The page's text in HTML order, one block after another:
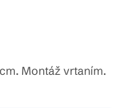
Montáž vrtaním.